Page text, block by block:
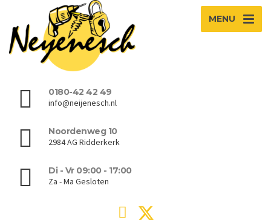
MENU
0180-42 42 49
info@neijenesch.nl
Noordenweg 10
2984 AG Ridderkerk
Di - Vr 09:00 - 17:00
Za - Ma Gesloten